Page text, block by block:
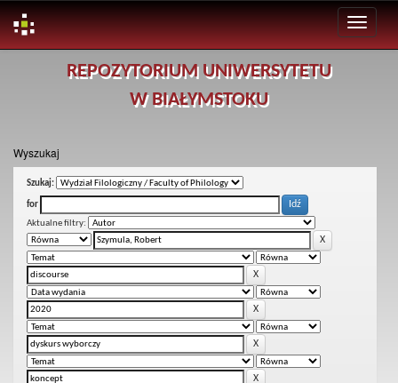
REPOZYTORIUM UNIWERSYTETU
W BIAŁYMSTOKU
Wyszukaj
Szukaj:
for
Aktualne filtry: